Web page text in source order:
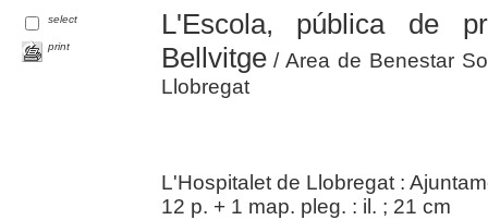
select
print
L'Escola, pública de
Bellvitge/ Area de Benestar
Llobregat
L'Hospitalet de Llobregat :
12 p. + 1 map. pleg. : il. ; 21 cm